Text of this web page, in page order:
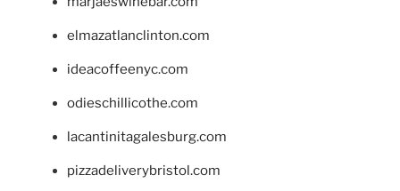
elmazatlanclinton.com
ideacoffeenyc.com
odieschillicothe.com
lacantinitagalesburg.com
pizzadeliverybristol.com